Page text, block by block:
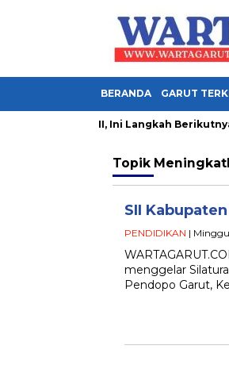
BERANDA GARUT
UNJANI, Ini Langkah Berikutnya
Topik
SII
PENDIDIKAN |
menggelar
Pendopo Garut,